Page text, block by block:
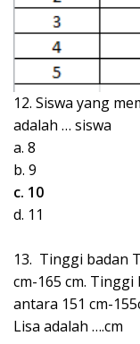
12. Siswa yang
adalah … siswa
a. 8
b. 9
c. 10
d. 11
13. Tinggi badan
cm-165 cm.
antara 151 cm-
Lisa adalah ….cm